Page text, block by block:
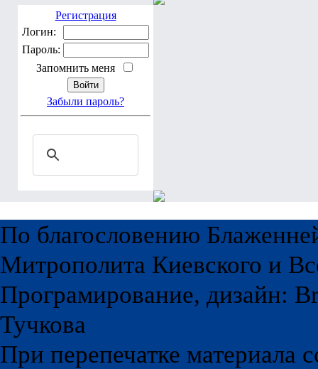
Регистрация
Логин:
Пароль:
Запомнить меня
Забыли пароль?
По благословению
Митрополита Киевского и
Програмирование, дизайн:
Тучкова
При перепечатке материала